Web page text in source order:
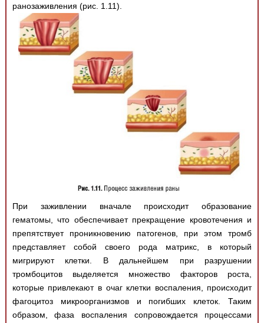
ранозаживления (рис. 1.11).
При заживлении вначале происходит образование
гематомы, что обеспечивает прекращение кровотечения и
препятствует проникновению патогенов, при этом тромб
представляет собой своего рода матрикс, в который
мигрируют клетки. В дальнейшем при разрушении
тромбоцитов выделяется множество факторов роста,
которые привлекают в очаг клетки воспаления, происходит
фагоцитоз микроорганизмов и погибших клеток. Таким
образом, фаза воспаления сопровождается процессами